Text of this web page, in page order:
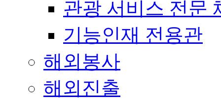
관광 서비스 전문
기능인재 전용관
해외봉사
해외진출